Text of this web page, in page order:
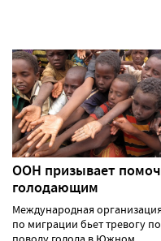
ООН призывает
голодающим
Международная организация
по миграции бьет тревогу по